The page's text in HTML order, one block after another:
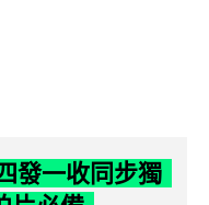
發一收同步獨